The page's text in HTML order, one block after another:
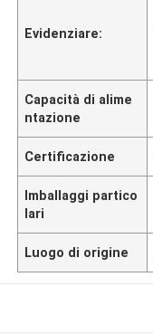
Evidenziare:
Capacità di alime
ntazione
Certificazione
Imballaggi partico
lari
Luogo di origine